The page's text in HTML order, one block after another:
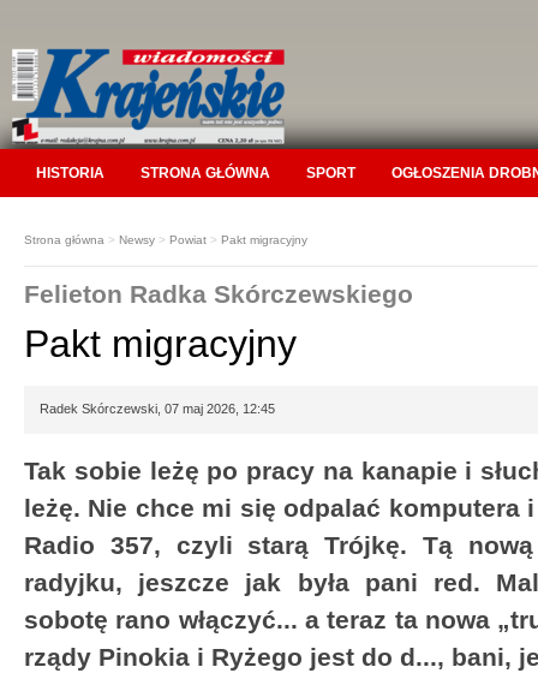
HISTORIA STRONA GŁÓWNA SPORT OGŁOSZENIA
Strona główna > Newsy > Powiat > Pakt migracyjny
Felieton Radka Skórczewskiego
Pakt migracyjny
Radek Skórczewski, 07 maj 2026, 12:45
Tak sobie leżę po pracy na kanapie i
leżę. Nie chce mi się odpalać komputera
Radio 357, czyli starą Trójkę. Tą
radyjku, jeszcze jak była pani red.
sobotę rano włączyć... a teraz ta nowa
rządy Pinokia i Ryżego jest do d..., bani,